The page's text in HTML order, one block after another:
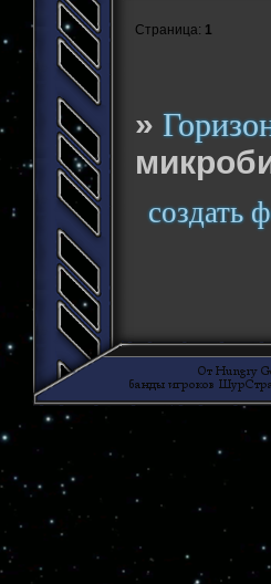
Страница: 1
»
создать